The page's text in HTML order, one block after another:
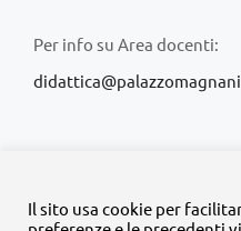
Per info su Area docenti:
Il sito usa cookie per